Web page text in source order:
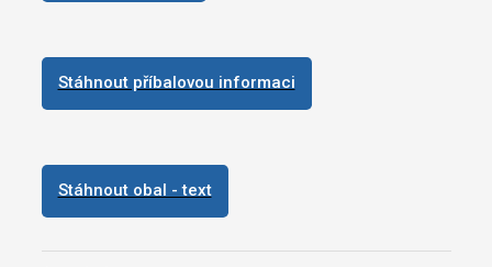
Stáhnout příbalovou informaci
Stáhnout obal - text